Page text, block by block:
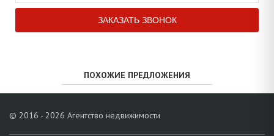
ПОХОЖИЕ ПРЕДЛОЖЕНИЯ
© 2016 - 2026 Агентство недвижимости